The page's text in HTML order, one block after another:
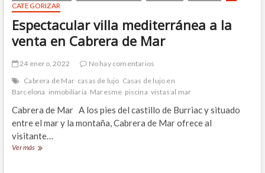
CATEGORIZAR
Espectacular villa mediterránea a la
venta en Cabrera de Mar
24 enero, 2022
No hay comentarios
Cabrera de Mar casas de lujo Casas de lujo en
Barcelona inmobiliaria Maresme piscina vistas al mar
Cabrera de Mar A los pies del castillo de Burriac y situado
entre el mar y la montaña, Cabrera de Mar ofrece al
visitante…
Ver másEspectacular